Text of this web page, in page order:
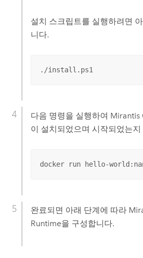
설치 스크립트를 실행하려면
니다.
./install.ps1
다음 명령을 실행하여 Mirantis
이 설치되었으며 시작되었는
docker run hello-
완료되면 아래 단계에 따라
Runtime을 구성합니다.